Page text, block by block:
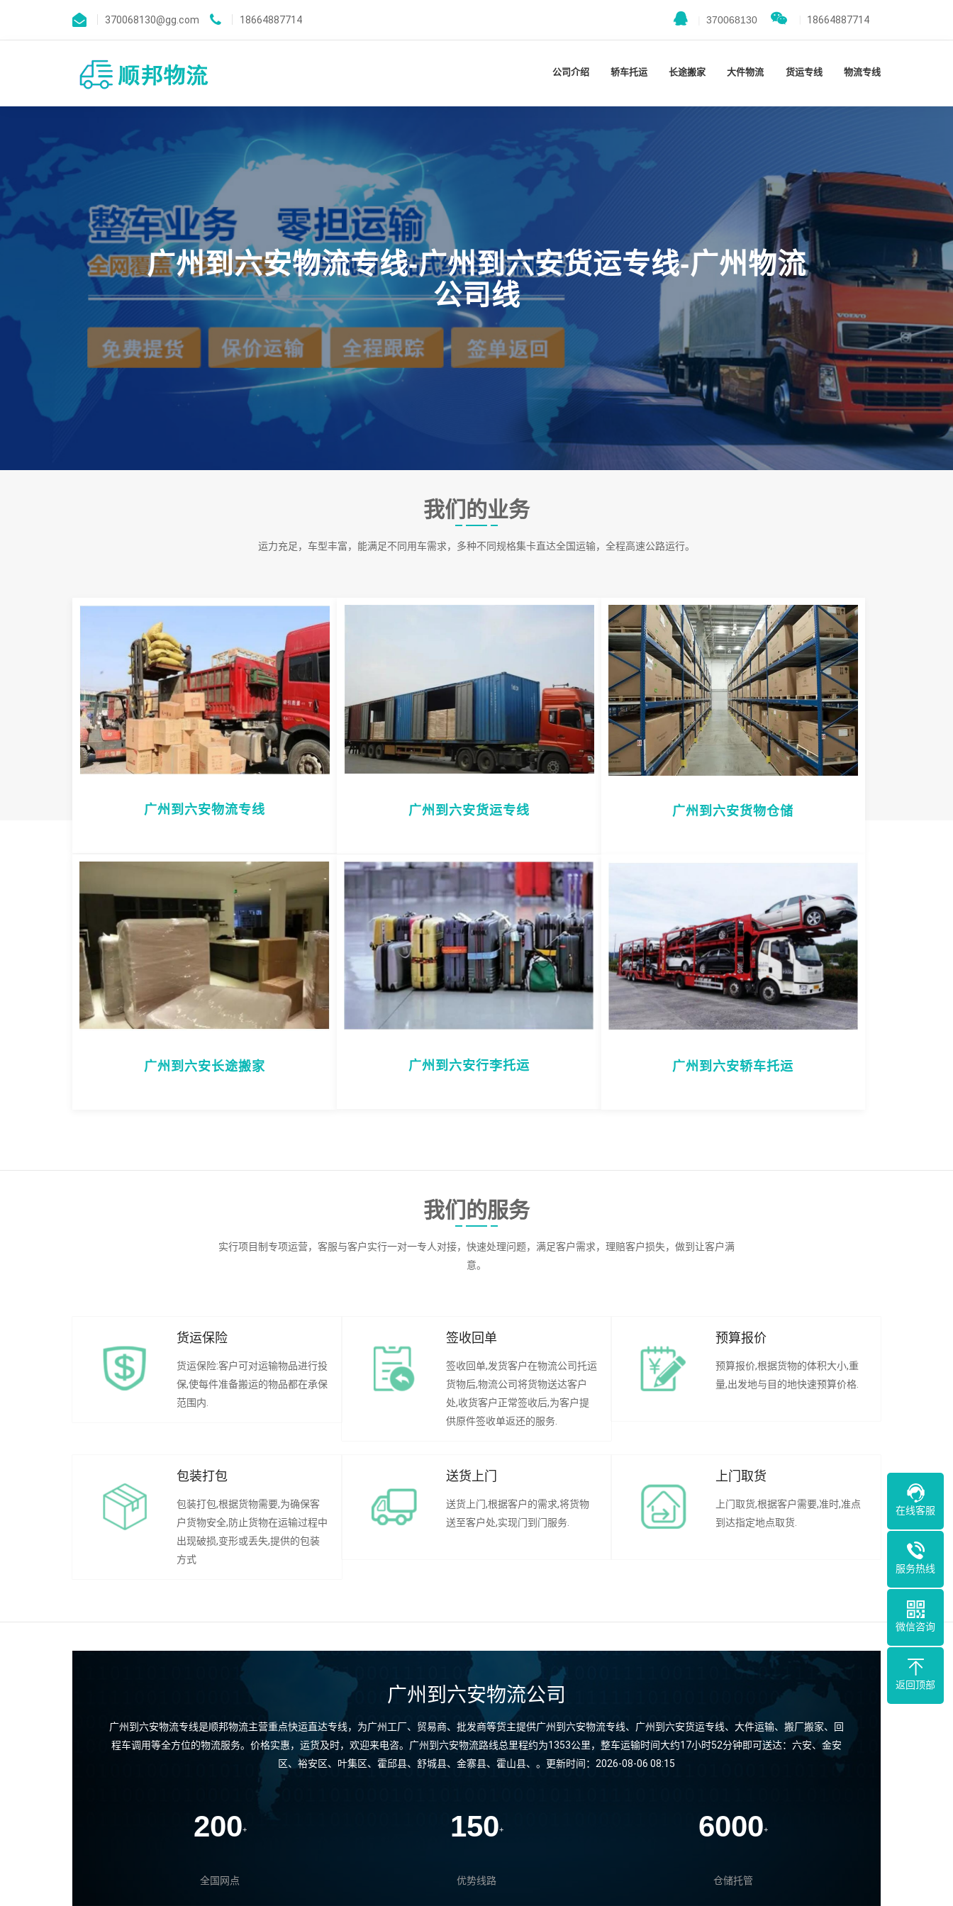
370068130@gg.com 18664887714 370068130 18664887714
公司介绍 轿车托运 长途搬家 大件物流 货运专线 物流专线
广州到六安物流专线-广州到六安货运专线-广州物流
公司线
我们的业务
运力充足，车型丰富，能满足不同用车需求，多种不同规格集卡直达全国运输，全程高速公路运行。
广州到六安物流专线 广州到六安货运专线 广州到六安货物仓储
广州到六安长途搬家 广州到六安行李托运 广州到六安轿车托运
我们的服务
实行项目制专项运营，客服与客户实行一对一专人对接，快速处理问题，满足客户需求，理赔客户损失，做到让客户满
意。
货运保险
货运保险:客户可对运输物品进行投
保,使每件准备搬运的物品都在承保
范围内.
签收回单
签收回单,发货客户在物流公司托运
货物后,物流公司将货物送达客户
处,收货客户正常签收后,为客户提
供原件签收单返还的服务.
预算报价
预算报价,根据货物的体积大小,重
量,出发地与目的地快速预算价格.
包装打包
包装打包,根据货物需要,为确保客
户货物安全,防止货物在运输过程中
出现破损,变形或丢失,提供的包装
方式
送货上门
送货上门,根据客户的需求,将货物
送至客户处,实现门到门服务.
上门取货
上门取货,根据客户需要,准时,准点
到达指定地点取货.
广州到六安物流公司
广州到六安物流专线是顺邦物流主营重点快运直达专线，为广州工厂、贸易商、批发商等货主提供广州到六安物流专线、广州到六安货运专线、大件运输、搬厂搬家、回
程车调用等全方位的物流服务。价格实惠，运货及时，欢迎来电咨。广州到六安物流路线总里程约为1353公里，整车运输时间大约17小时52分钟即可送达：六安、金安
区、裕安区、叶集区、霍邱县、舒城县、金寨县、霍山县、。更新时间：2026-08-06 08:15
200+
全国网点
150+
优势线路
6000+
仓储托管
在线客服
服务热线
微信咨询
返回顶部